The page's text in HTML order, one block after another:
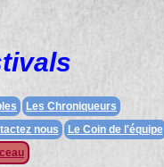
Les Chroniqueurs
nous
Le Coin de l'équipe